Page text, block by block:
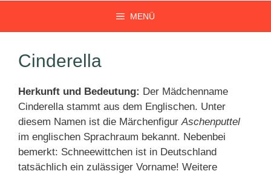
MENÜ
Cinderella
Herkunft und Bedeutung: Der Mädchenname
Cinderella stammt aus dem Englischen. Unter
diesem Namen ist die MärchenfigurAschenputtel
im englischen Sprachraum bekannt. Nebenbei
bemerkt: Schneewittchen ist in Deutschland
tatsächlich ein zulässiger Vorname! Weitere